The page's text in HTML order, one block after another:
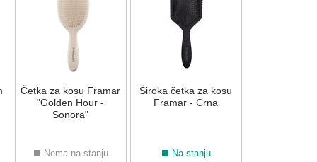
Četka za kosu Framar
"Golden Hour -
Sonora"
Nema na stanju
Široka četka za kosu
Framar - Crna
Na stanju